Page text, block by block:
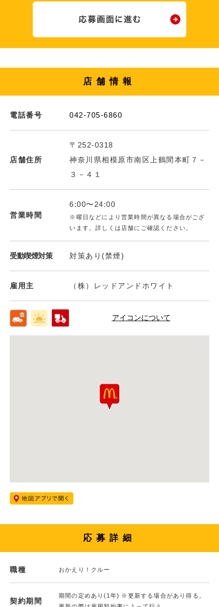
店舗情報
電話番号 042-705-6860
店舗住所
〒252-0318
神奈川県相模原市南区上鶴間本町７－
３－４１
営業時間
6:00〜24:00
※曜日などにより営業時間が異なる場合がござ
います。詳しくは店舗にご確認ください。
受動喫煙対策 対策あり(禁煙)
雇用主 （株）レッドアンドホワイト
アイコンについて
応募詳細
職種 おかえり！クルー
契約期間
期間の定めあり(1年) ※更新する場合があり得る。